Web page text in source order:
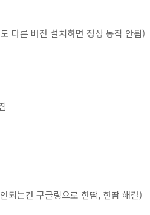
다른 버전 설치하면 정상 동작 안됨)
되는건 구글링으로 한땀, 한땀 해결)